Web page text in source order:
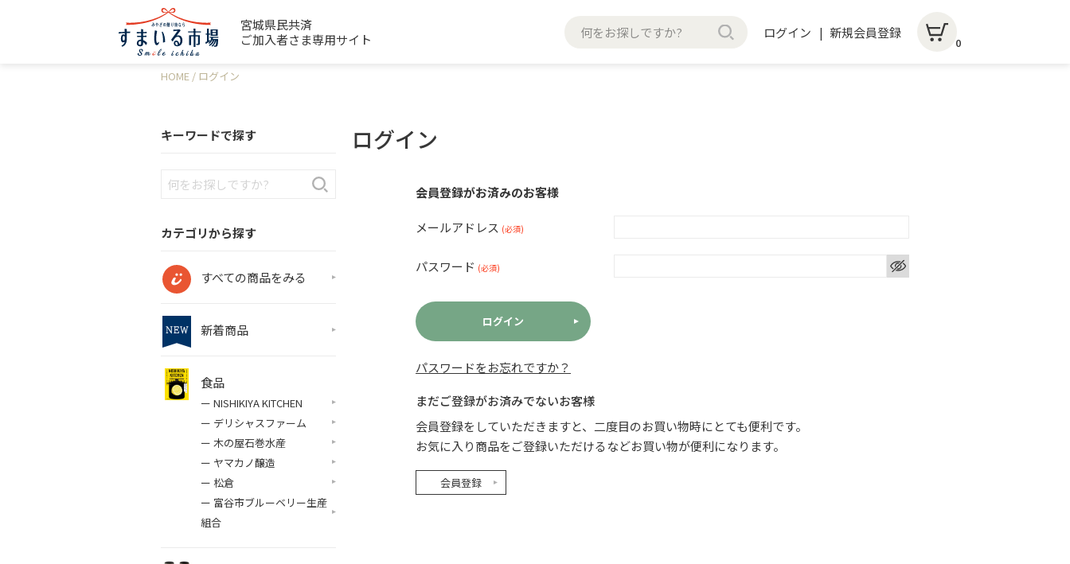
宮城県民共済
ご加入者さま専用サイト
ログイン 新規会員登録
0
HOME ログイン
ログイン
会員登録がお済みのお客様
メールアドレス (必須)
パスワード (必須)
ログイン
パスワードをお忘れですか？
まだご登録がお済みでないお客様
会員登録をしていただきますと、二度目のお買い物時にとても便利です。
お気に入り商品をご登録いただけるなどお買い物が便利になります。
会員登録
キーワードで探す
カテゴリから探す
すべての商品をみる
新着商品
食品
ー NISHIKIYA KITCHEN
ー デリシャスファーム
ー 木の屋石巻水産
ー ヤマカノ醸造
ー 松倉
ー 富谷市ブルーベリー生産
組合